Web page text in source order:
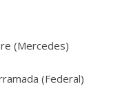
(Mercedes)
(Federal)